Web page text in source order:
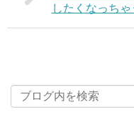
したくなっちゃ